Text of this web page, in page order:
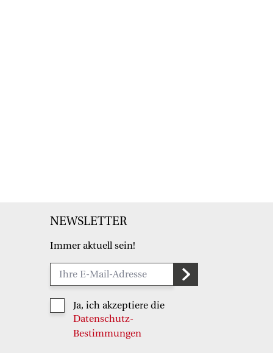
NEWSLETTER
Immer aktuell sein!
Ja, ich akzeptiere die
Datenschutz-
Bestimmungen